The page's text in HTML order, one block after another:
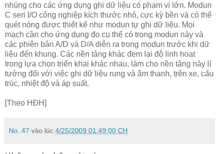
nhúng cho các ứng dụng ghi dữ liệu có phạm vi lớn. Modun
C seri I/O công nghiệp kích thước nhỏ, cực kỳ bền và có thể
quét nóng được thiết kế như modun tự ghi dữ liệu. Mọi
mạch cần cho ứng dụng đo cụ thể có trong modun này và
các phiên bản A/D và D/A diễn ra trong modun trước khi dữ
liệu đến khung. Các nền tảng khác đem lại độ linh hoạt
trong lựa chọn triển khai khác nhau, làm cho nền tảng này lí
tưởng đối với việc ghi dữ liệu rung và âm thanh, trên xe, cấu
trúc, nhiệt độ và áp suất.
[Theo HĐH]
No. 47 vào lúc 4/25/2009 01:49:00 CH